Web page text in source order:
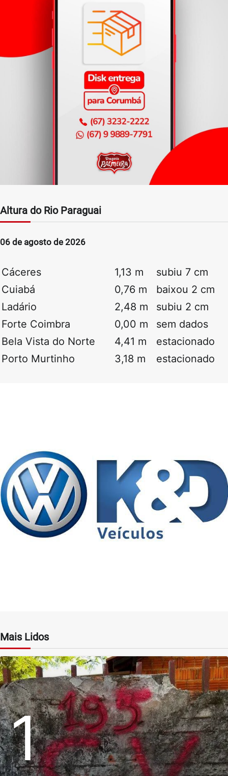
Altura do Rio Paraguai
06 de agosto de 2026
Cáceres 1,13 m
subiu 7 cm
Cuiabá
0,76 m
baixou 2 cm
Ladário
2,48 m
subiu 2 cm
Forte Coimbra
0,00 m
sem dados
Bela Vista do Norte
4,41 m
estacionado
Porto Murtinho
3,18 m estacionado
Mais Lidos
1